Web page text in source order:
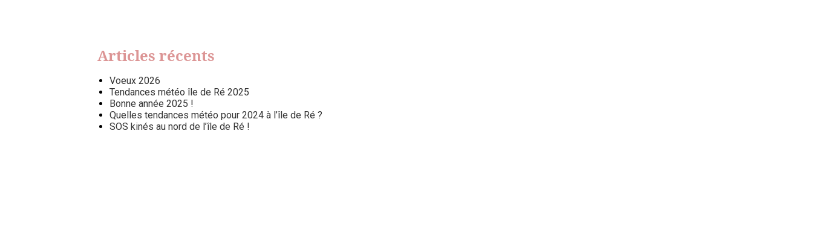
Articles récents
Voeux 2026
Tendances météo île de Ré 2025
Bonne année 2025 !
Quelles tendances météo pour 2024 à l’île de Ré ?
SOS kinés au nord de l’île de Ré !